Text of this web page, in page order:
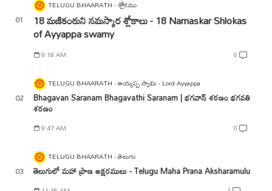
TELUGU BHAARATH శ్లోకము
18 మణికంఠుని నమస్కార శ్లోకాలు - 18 Namaskar Shlokas
of Ayyappa swamy
9:18 AM 0
TELUGU BHAARATH అయ్యప్ప స్వామి - Lord Ayyappa
Bhagavan Saranam Bhagavathi Saranam | భగవాన్ శరణం భగవతి
శరణం
9:47 AM 0
TELUGU BHAARATH తెలుగు
తెలుగులో మహా ప్రాణ అక్షరములు - Telugu Maha Prana Aksharamulu